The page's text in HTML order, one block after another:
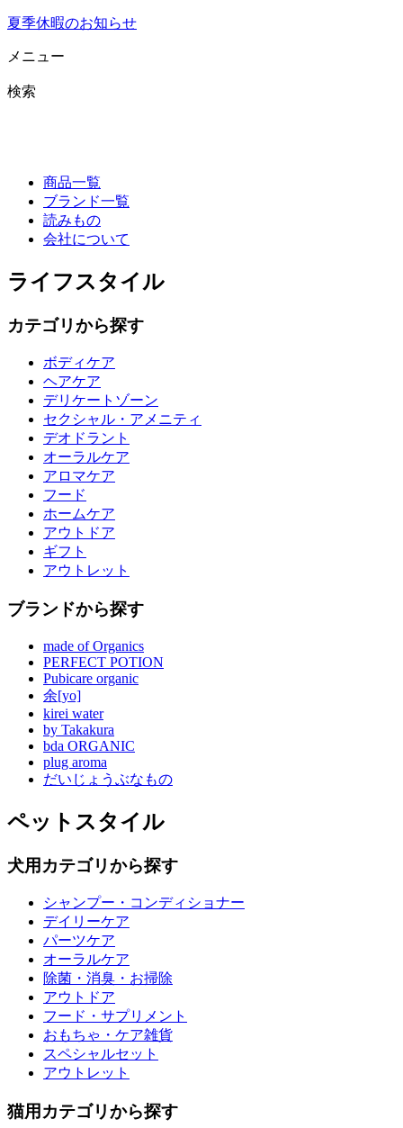
夏季休暇のお知らせ
メニュー
検索
商品一覧
ブランド一覧
読みもの
会社について
ライフスタイル
カテゴリから探す
ボディケア
ヘアケア
デリケートゾーン
セクシャル・アメニティ
デオドラント
オーラルケア
アロマケア
フード
ホームケア
アウトドア
ギフト
アウトレット
ブランドから探す
made of Organics
PERFECT POTION
Pubicare organic
余[yo]
kirei water
by Takakura
bda ORGANIC
plug aroma
だいじょうぶなもの
ペットスタイル
犬用カテゴリから探す
シャンプー・コンディショナー
デイリーケア
パーツケア
オーラルケア
除菌・消臭・お掃除
アウトドア
フード・サプリメント
おもちゃ・ケア雑貨
スペシャルセット
アウトレット
猫用カテゴリから探す